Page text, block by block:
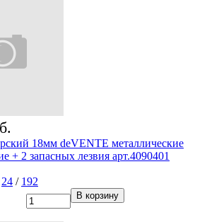
18мм deVENTE металлические
+ 2 запасных лезвия арт.4090401
24 / 192
В корзину